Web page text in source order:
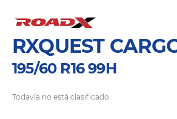
RXQUEST
195/60 R16 99H
Todavía no está clasificado